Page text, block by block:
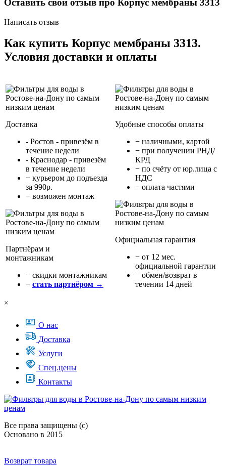
Оставить свой отзыв про Корпус мембраны 3313
Написать отзыв
Как купить Корпус мембраны 3313.
Условия доставки и оплаты
Доставка
- Ростов - привезём в
течение недели
- Краснодар - привезём
в течение недели
− курьером до подъезда
за 990р.
− возможен монтаж
Партнёрам и
монтажникам
− cкидки монтажникам
− стать партнёром →
Удобные способы оплаты
− наличными, картой
− при получении РНД/
КРД
− по счёту от юр.лица с
НДС
− оплата частями
Официальная гарантия
− от 12 мес.
официальной гарантии
− обмен/возврат в
течении 14 дней
×
О нас
Доставка
Услуги
Спец.цены
Контакты
Все права защищены (с)
Основано в 2015
Возврат товара